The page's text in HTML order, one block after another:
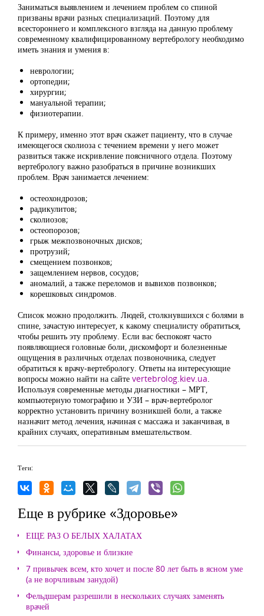
Заниматься выявлением и лечением проблем со спиной
призваны врачи разных специализаций. Поэтому для
всестороннего и комплексного взгляда на данную проблему
современному квалифицированному вертебрологу необходимо
иметь знания и умения в:
неврологии;
ортопедии;
хирургии;
мануальной терапии;
физиотерапии.
К примеру, именно этот врач скажет пациенту, что в случае
имеющегося сколиоза с течением времени у него может
развиться также искривление поясничного отдела. Поэтому
вертебрологу важно разобраться в причине возникших
проблем. Врач занимается лечением:
остеохондрозов;
радикулитов;
сколиозов;
остеопорозов;
грыж межпозвоночных дисков;
протрузий;
смещением позвонков;
защемлением нервов, сосудов;
аномалий, а также переломов и вывихов позвонков;
корешковых синдромов.
Список можно продолжить. Людей, столкнувшихся с болями в
спине, зачастую интересует, к какому специалисту обратиться,
чтобы решить эту проблему. Если вас беспокоят часто
появляющиеся головные боли, дискомфорт и болезненные
ощущения в различных отделах позвоночника, следует
обратиться к врачу-вертебрологу. Ответы на интересующие
вопросы можно найти на сайте vertebrolog.kiev.ua.
Используя современные методы диагностики – МРТ,
компьютерную томографию и УЗИ – врач-вертебролог
корректно установить причину возникшей боли, а также
назначит метод лечения, начиная с массажа и заканчивая, в
крайних случаях, оперативным вмешательством.
Теги:
Еще в рубрике «Здоровье»
ЕЩЕ РАЗ О БЕЛЫХ ХАЛАТАХ
Финансы, здоровье и близкие
7 привычек всем, кто хочет и после 80 лет быть в ясном уме
(а не ворчливым занудой)
Фельдшерам разрешили в нескольких случаях заменять
врачей